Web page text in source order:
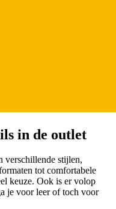
in de outlet
verschillende stijlen,
tot comfortabele
keuze. Ook is er volop
je voor leer of toch voor